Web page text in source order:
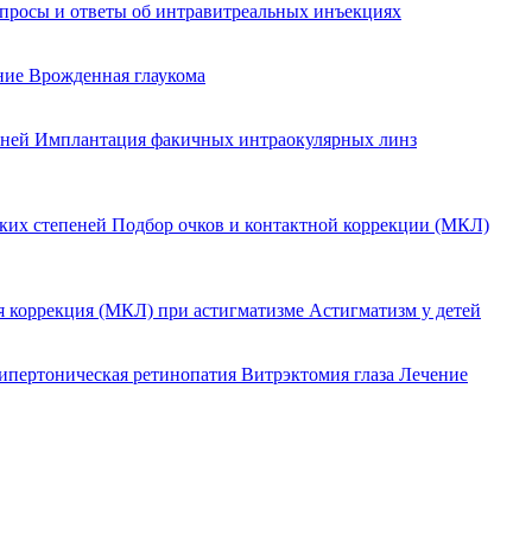
и ответы об интравитреальных инъекциях
Врожденная глаукома
Имплантация факичных интраокулярных линз
степеней Подбор очков и контактной коррекции (МКЛ)
коррекция (МКЛ) при астигматизме Астигматизм у детей
ретинопатия Витрэктомия глаза Лечение